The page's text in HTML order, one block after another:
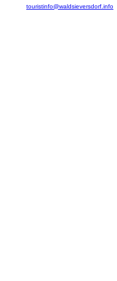
touristinfo@waldsieversdorf.info